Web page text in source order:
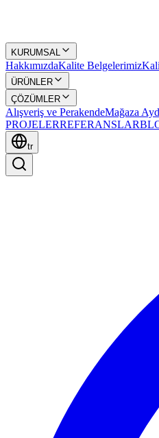
KURUMSAL
HakkımızdaKalite Belgelerimiz
ÜRÜNLER
ÇÖZÜMLER
Alışveriş ve PerakendeMağaza
PROJELERREFERANSLAR
tr